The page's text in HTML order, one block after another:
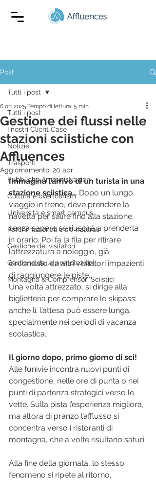
Post
Tutti i post
I nostri Client Case
Notizie
Trasporti
Pubbliche Amministrazioni
Cultura e overtourism
Universita e smart campus
Parchi nazionali e siti naturali
Gestione dei visitatori
Gestione delle prenotazioni
Montagna & Comprensori Sciistici
Tutti i post
Gestione dei flussi nelle
stazioni sciistiche con
Affluences
6 ott 2025 Tempo di lettura: 5 min
Aggiornamento: 20 apr
Immagina l’arrivo di un turista in una
stazione sciistica… Dopo un lungo
viaggio in treno, deve prendere la
navetta per salire fino alla stazione,
senza sapere se riuscirà a prenderla
in orario. Poi fa la fila per ritirare
l’attrezzatura a noleggio, già
circondato da altri visitatori impazienti
di raggiungere le piste.
Una volta attrezzato, si dirige alla
biglietteria per comprare lo skipass:
anche lì, l’attesa può essere lunga,
specialmente nei periodi di vacanza
scolastica.
Il giorno dopo, primo giorno di sci!
Alle funivie incontra nuovi punti di
congestione, nelle ore di punta o nei
punti di partenza strategici verso le
vette. Sulla pista l’esperienza migliora,
ma all’ora di pranzo l’afflusso si
concentra verso i ristoranti di
montagna, che a volte risultano saturi.
Alla fine della giornata, lo stesso
fenomeno si ripete al ritorno,